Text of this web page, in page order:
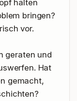
halten
bringen?
vor.
geraten und
Hat
gemacht,